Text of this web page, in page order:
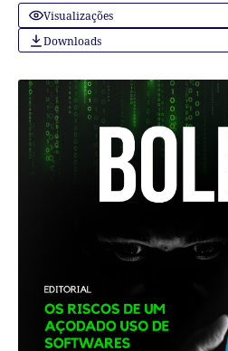
Visualizações
Downloads